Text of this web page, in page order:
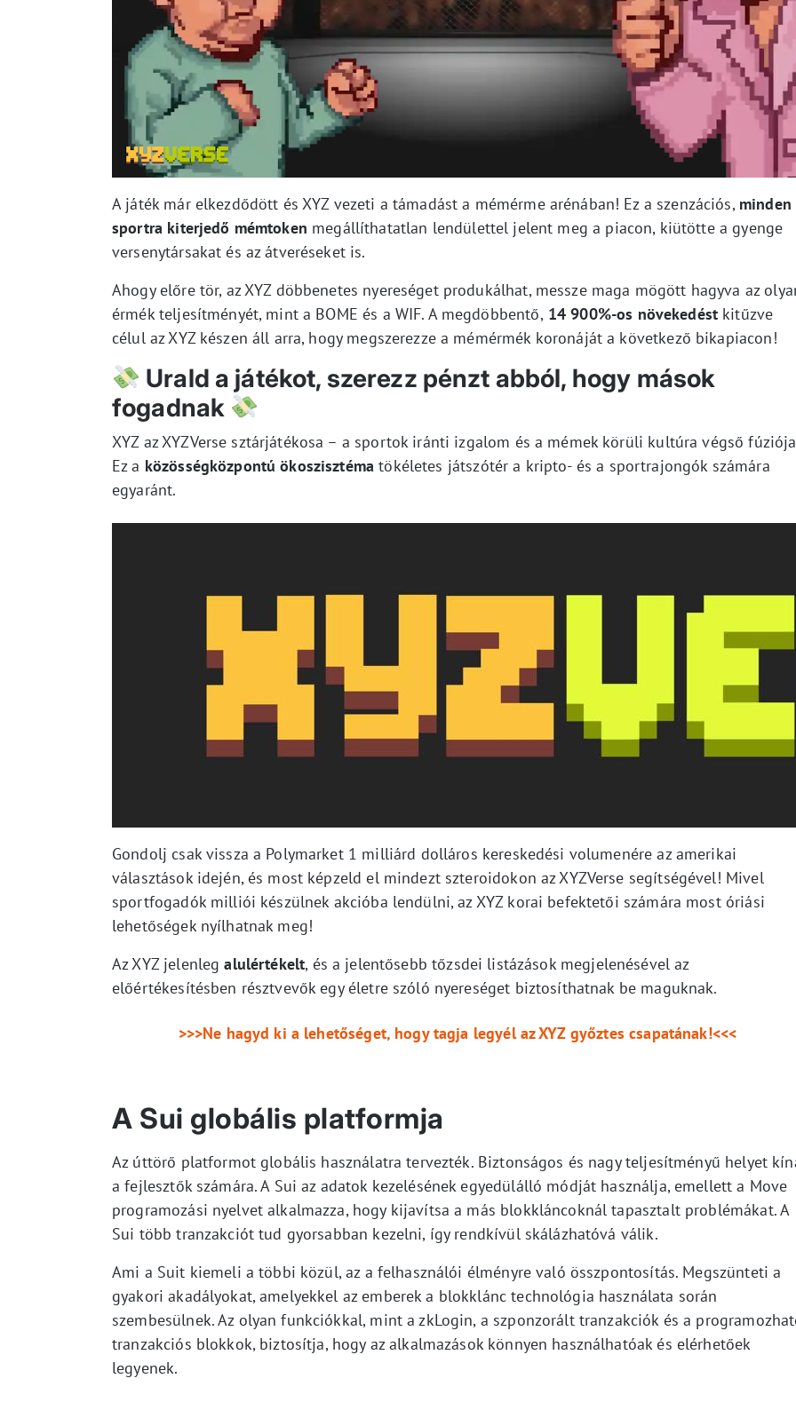
A játék már elkezdődött és XYZ vezeti a támadást a mémérme arénában! Ez a szenzációs, minden
sportra kiterjedő mémtoken megállíthatatlan lendülettel jelent meg a piacon, kiütötte a gyenge
versenytársakat és az átveréseket is.
Ahogy előre tör, az XYZ döbbenetes nyereséget produkálhat, messze maga mögött hagyva az
érmék teljesítményét, mint a BOME és a WIF. A megdöbbentő,14 900%-os növekedést kitűzve
célul az XYZ készen áll arra, hogy megszerezze a mémérmék koronáját a következő bikapiacon!
Urald a játékot, szerezz pénzt abból, hogy mások
fogadnak
XYZ az XYZVerse sztárjátékosa – a sportok iránti izgalom és a mémek körüli kultúra végső
Ez a közösségközpontú ökoszisztéma tökéletes játszótér a kripto- és a sportrajongók számára
egyaránt.
Gondolj csak vissza a Polymarket 1 milliárd dolláros kereskedési volumenére az amerikai
választások idején, és most képzeld el mindezt szteroidokon az XYZVerse segítségével! Mivel
sportfogadók milliói készülnek akcióba lendülni, az XYZ korai befektetői számára most óriási
lehetőségek nyílhatnak meg!
Az XYZ jelenlegalulértékelt, és a jelentősebb tőzsdei listázások megjelenésével az
előértékesítésben résztvevők egy életre szóló nyereséget biztosíthatnak be maguknak.
>>>Ne hagyd ki a lehetőséget, hogy tagja legyél az XYZ győztes csapatának!<<<
A Sui globális platformja
Az úttörő platformot globális használatra tervezték. Biztonságos és nagy teljesítményű helyet
a fejlesztők számára. A Sui az adatok kezelésének egyedülálló módját használja, emellett a Move
programozási nyelvet alkalmazza, hogy kijavítsa a más blokkláncoknál tapasztalt problémákat. A
Sui több tranzakciót tud gyorsabban kezelni, így rendkívül skálázhatóvá válik.
Ami a Suit kiemeli a többi közül, az a felhasználói élményre való összpontosítás. Megszünteti a
gyakori akadályokat, amelyekkel az emberek a blokklánc technológia használata során
szembesülnek. Az olyan funkciókkal, mint a zkLogin, a szponzorált tranzakciók és a
tranzakciós blokkok, biztosítja, hogy az alkalmazások könnyen használhatóak és elérhetőek
legyenek.